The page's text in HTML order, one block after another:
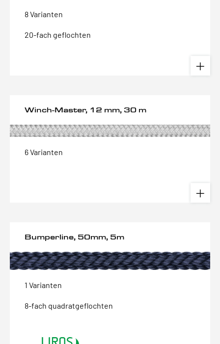
8 Varianten
20-fach geflochten
Winch-Master, 12 mm, 30 m
6 Varianten
Bumperline, 50mm, 5m
1 Varianten
8-fach quadratgeflochten